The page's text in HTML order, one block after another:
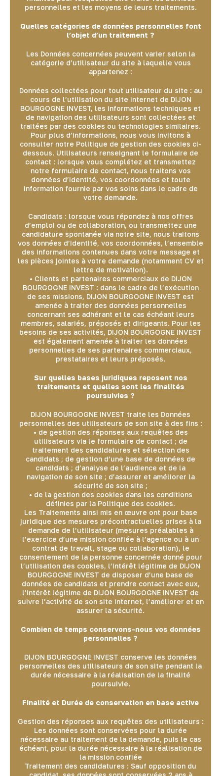
personnelles et les moyens de leurs traitements.
Quelles catégories de données personnelles font
l’objet d’un traitement ?
Les Données concernées peuvent varier selon la
catégorie d’utilisateur du site à laquelle vous
appartenez :
Données collectées pour tout utilisateur du site : au
cours de l’utilisation du site internet de DIJON
BOURGOGNE INVEST, les informations techniques et
de navigation des utilisateurs sont collectées et
traitées par des cookies ou technologies similaires.
Pour plus d’informations, nous vous invitons à
consulter notre Politique de gestion des cookies ci-
dessous. Utilisateurs renseignant le formulaire de
contact : lorsque vous complétez et transmettez
notre formulaire de contact, nous traitons vos
données d’identité, vos coordonnées et toute
information fournie par vos soins dans le cadre de
votre demande.
Candidats : lorsque vous répondez à nos offres
d’emploi ou de collaboration, ou transmettez une
candidature spontanée via notre site, nous traitons
vos données d’identité, vos coordonnées, l’ensemble
des informations contenues dans votre message et
les pièces jointes à votre demande (notamment CV et
lettre de motivation).
• Clients et partenaires commerciaux de DIJON
BOURGOGNE INVEST : dans le cadre de l’exécution
de ses missions, DIJON BOURGOGNE INVEST est
amenée à traiter des données personnelles
concernant ses adhérant et le cas échéant leurs
membres, salariés, préposés et dirigeants. Pour les
besoins de ses activités, DIJON BOURGOGNE INVEST
est également amenée à traiter les données
personnelles de ses partenaires commerciaux,
prestataires et leurs préposés.
Sur quelles bases juridiques reposent nos
traitements et quelles sont les finalités
poursuivies ?
DIJON BOURGOGNE INVEST traite les Données
personnelles des utilisateurs de son site à des fins :
• de gestion des réponses aux requêtes des
utilisateurs via le formulaire de contact ; de
traitement des candidatures et sélection des
candidats ; de gestion d’une base de données de
candidats ; d’analyse de l’audience et de la
navigation de son site ; d’assurer et améliorer la
sécurité de son site ;
• de la gestion des cookies dans les conditions
définies par la Politique des cookies.
Les Traitements ainsi mis en œuvre ont pour base
juridique des mesures précontractuelles prises à la
demande de l’utilisateur (mesures préalables à
l’exercice d’une mission confiée à l’agence ou à un
contrat de travail, stage ou collaboration), le
consentement de la personne concernée donné pour
l’utilisation des cookies, l’intérêt légitime de DIJON
BOURGOGNE INVEST de disposer d’une base de
données de candidats et prendre contact avec eux,
l’intérêt légitime de DIJON BOURGOGNE INVEST de
suivre l’activité de son site internet, l’améliorer et en
assurer la sécurité.
Combien de temps conservons-nous vos données
personnelles ?
DIJON BOURGOGNE INVEST conserve les données
personnelles des utilisateurs de son site pendant la
durée nécessaire à la réalisation de la finalité
poursuivie.
Finalité et Durée de conservation en base active
Gestion des réponses aux requêtes des utilisateurs :
Les données sont conservées pour la durée
nécessaire au traitement de la demande, puis le cas
échéant, pour la durée nécessaire à la réalisation de
la mission confiée
Traitement des candidatures : Sauf opposition du